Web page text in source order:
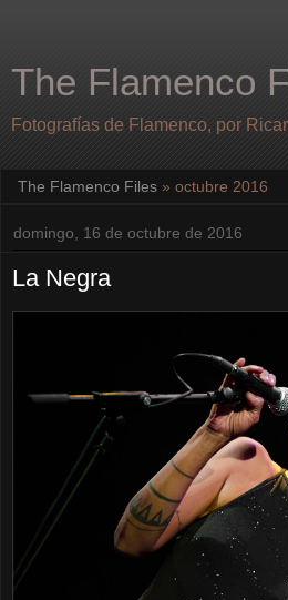
The Flamenco
Fotografías de Flamenco, por
The Flamenco Files » octubre 2016
domingo, 16 de octubre de 2016
La Negra